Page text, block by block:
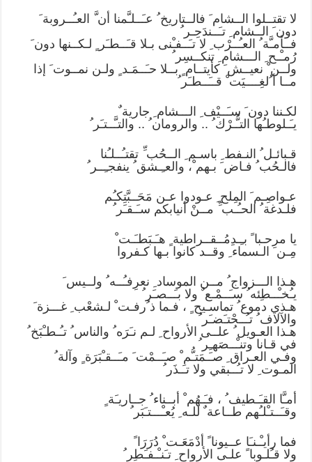
لا تقتــلوا الــشام َ فالــتاريخ ُ عـَــلـَّمنا أن َّ العـُــروبة َ
دون َ الــشام ِ تـَــندَحِـر ُ
فــأمـَّة ُ العـُــرْب ِ لا تـَــفـْنى بـلا قـَــطـَر ٍ لـكــنها دون َ
رُمـْـح ِ الـــشام ِ تنكــسِر ُ
ولــن ْ نعيــش َ كأيتــام ٍ بــلا حـَــمَـد ٍ ولـن نمــوت َ إذا
مــا أ ُلغِــــيَت ْ قــَــطـَر ُ
لكـننا دون َ سـَــيْف ِ الـــشام ِ جارية ٌ
يـَـلوطـُها التـُّـرْك ُ .. والرومان ُ .. والتـَّــتـَر ُ
قـبائـل ُ النـفط ِ باسـم ِ الــحُب ِّ تقتـُــلـُنا
فالـحُب ُ فـاض َ بـهم ْ، والعـِـشق ُ ينفجـِــر ُ
عـواصِـم َ المِلح ِ عـودوا عـن مَحَــبَّتِكـُم
فلـدغة ُ الحـُـب ِّ مــنْ أنيابكم سـَـقـَر ُ
يا مرحـبا ً بـِـدِمُــقــراطية ٍ هـَـبَطـَـت ْ
مِـن َ الـسماء ِ وقــد كانوا بـها كـفروا
هـذا الـــزواج ُ مــن الموساد ِ نعرِفـُــه ُ ولــيس َ
يـُخـْــطِئه ُ سـَــمْـع ٌ ولا بـَــصـَر ُ
هـذي دموع ُ تماسـيح ٍ ، فـما ذ ُرفـت ْ لـشعْب ِ غـــزة َ
والآلاف ُ تـُــحْتـَضـَر ُ
هـذا العـويل ُ علــى الأرواح ِ لـم نـَرَه ُ والناس ُ تـُـطـْبَخ ُ
في قـانا وتنـْــصَهـِر ُ
وفـي العـراق ِ صـَـمَتـُّم ْ صـَــمْت َ مـَــقـْبَرَة ٍ وآلة ُ
المـوت ِ لا تـُــبقي ولا تـَـذَر ُ
أمـَّا القـَـطيف ُ ، فـَـهُم ْ أبــناء ُ جــاريـَة ٍ
وقـَــتـْلـُهم طــاعة ٌ للـه ِ يُعـْـــتـَبَر ُ
فما رأيـْـنـَا عــيونا ً أدْمَعَـت ْ دُرَرَا ً
ولا قـُلـوبا ً علـى الأرواح ِ تـَنـْـفـَطِر ُ